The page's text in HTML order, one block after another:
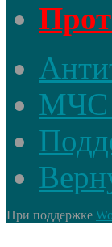
МЧС
При поддержке